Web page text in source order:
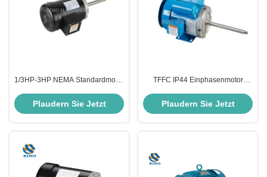
1/3HP-3HP NEMA Standardmotor
CSA / CUS zertifiziert
Plaudern Sie Jetzt
TFFC IP44 Einphasenmotor
IP23
Plaudern Sie Jetzt